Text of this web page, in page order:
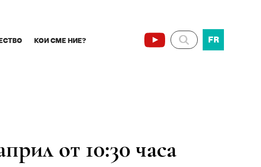
КОИ СМЕ НИЕ? FR
от 10:30 часа